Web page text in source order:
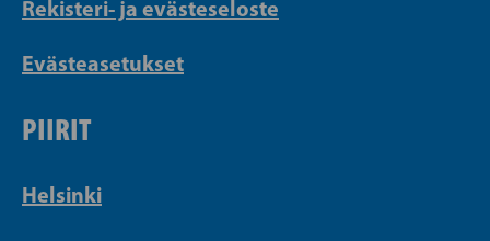
Rekisteri- ja evästeseloste
Evästeasetukset
PIIRIT
Helsinki